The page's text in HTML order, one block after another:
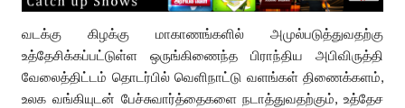
வடக்கு கிழக்கு மாகாணங்களில் அமுல்படுத்துவதற்கு
உத்தேசிக்கப்பட்டுள்ள ஒருங்கிணைந்த பிராந்திய அபிவிருத்தி
வேலைத்திட்டம் தொடர்பில் வெளிநாட்டு வளங்கள் திணைக்களம்,
உலக வங்கியுடன் பேச்சுவார்த்தைகளை நடாத்துவதற்கும், உத்தேச